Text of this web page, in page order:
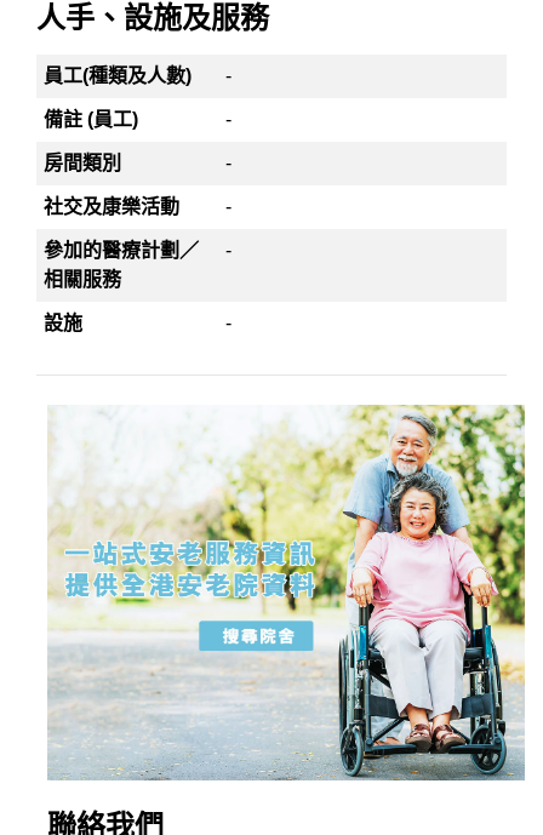
人手、設施及服務
員工(種類及人數) -
備註 (員工) -
房間類別 -
社交及康樂活動 -
參加的醫療計劃／
相關服務
-
設施 -
聯絡我們